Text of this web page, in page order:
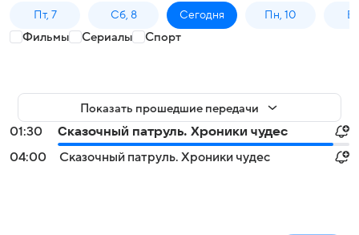
Пт, 7 Сб, 8 Сегодня Пн, 10
Фильмы Сериалы Спорт
Показать прошедшие передачи
01:30
Сказочный патруль. Хроники чудес
04:00
Сказочный патруль. Хроники чудес